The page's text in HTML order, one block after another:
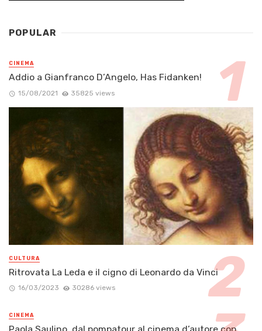
POPULAR
CINEMA
Addio a Gianfranco D’Angelo, Has Fidanken!
15/08/2021 35825 views
CULTURA
Ritrovata La Leda e il cigno di Leonardo da Vinci
16/03/2023 30286 views
CINEMA